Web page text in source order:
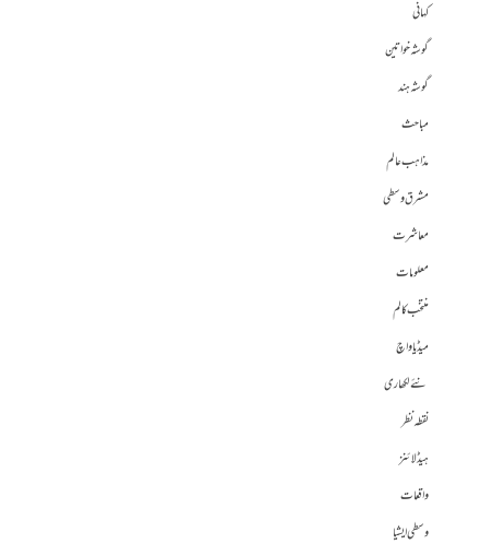
کہانی
گوشہ خواتین
گوشہ ہند
مباحث
مذاہب عالم
مشرق وسطی
معاشرت
معلومات
منتخب کالم
میڈیا واچ
نئے لکھاری
نقطہ نظر
ہیڈلائنز
واقعات
وسطی ایشیا